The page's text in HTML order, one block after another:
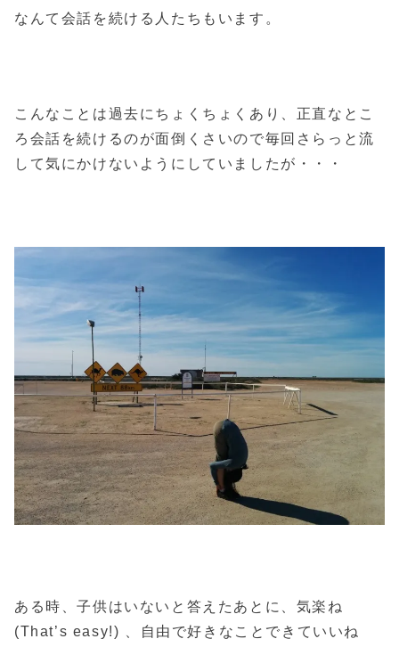
なんて会話を続ける人たちもいます。
こんなことは過去にちょくちょくあり、正直なとこ
ろ会話を続けるのが面倒くさいので毎回さらっと流
して気にかけないようにしていましたが・・・
ある時、子供はいないと答えたあとに、気楽ね
(That’s easy!) 、自由で好きなことできていいね